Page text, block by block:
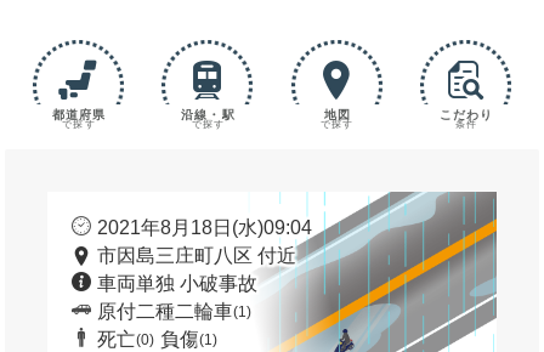
都道府県
で探す
沿線・駅
で探す
地図
で探す
こだわり
条件
2021年8月18日(水)09:04
市因島三庄町八区 付近
車両単独 小破事故
原付二種二輪車(1)
死亡(0) 負傷(1)